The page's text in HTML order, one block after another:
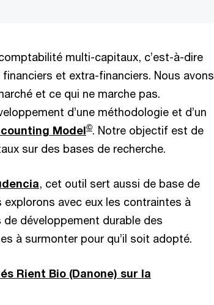
multi-capitaux, c’est-à-dire
et extra-financiers. Nous avons
et ce qui ne marche pas.
d’une méthodologie et d’un
Model©. Notre objectif est de
sur des bases de recherche.
, cet outil sert aussi de base de
avec eux les contraintes à
développement durable des
à surmonter pour qu’il soit adopté.
Rient Bio (Danone) sur la